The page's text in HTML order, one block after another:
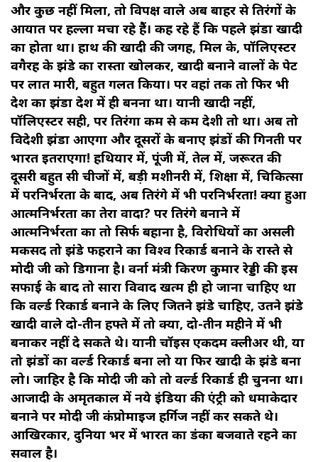
और कुछ नहीं मिला, तो विपक्ष वाले अब बाहर से तिरंगों के
आयात पर हल्ला मचा रहे हैैं। कह रहे हैं कि पहले झंडा खादी
का होता था। हाथ की खादी की जगह, मिल के, पॉलिएस्टर
वगैरह के झंडे का रास्ता खोलकर, खादी बनाने वालों के पेट
पर लात मारी, बहुत गलत किया। पर वहां तक तो फिर भी
देश का झंडा देश में ही बनना था। यानी खादी नहीं,
पॉलिएस्टर सही, पर तिरंगा कम से कम देशी तो था। अब तो
विदेशी झंडा आएगा और दूसरों के बनाए झंडों की गिनती पर
भारत इतराएगा! हथियार में, पूंजी में, तेल में, जरूरत की
दूसरी बहुत सी चीजों में, बड़ी मशीनरी में, शिक्षा में, चिकित्सा
में परनिर्भरता के बाद, अब तिरंगे में भी परनिर्भरता! क्या हुआ
आत्मनिर्भरता का तेरा वादा? पर तिरंगे बनाने में
आत्मनिर्भरता का तो सिर्फ बहाना है, विरोधियों का असली
मकसद तो झंडे फहराने का विश्व रिकार्ड बनाने के रास्ते से
मोदी जी को डिगाना है। वर्ना मंत्री किरण कुमार रेड्डी की इस
सफाई के बाद तो सारा विवाद खत्म ही हो जाना चाहिए था
कि वर्ल्ड रिकार्ड बनाने के लिए जितने झंडे चाहिए, उतने झंडे
खादी वाले दो-तीन हफ्ते में तो क्या, दो-तीन महीने में भी
बनाकर नहीं दे सकते थे। यानी चॉइस एकदम क्लीअर थी, या
तो झंडों का वर्ल्ड रिकार्ड बना लो या फिर खादी के झंडे बना
लो। जाहिर है कि मोदी जी को तो वर्ल्ड रिकार्ड ही चुनना था।
आजादी के अमृतकाल में नये इंडिया की एंट्री को धमाकेदार
बनाने पर मोदी जी कंप्रोमाइज हर्गिज नहीं कर सकते थे।
आखिरकार, दुनिया भर में भारत का डंका बजवाते रहने का
सवाल है।